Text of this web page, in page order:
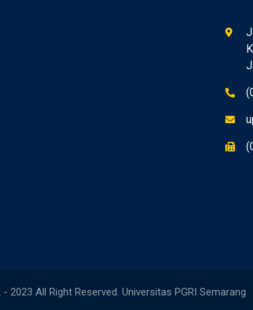
2023 All Right Reserved. Universitas PGRI Semarang